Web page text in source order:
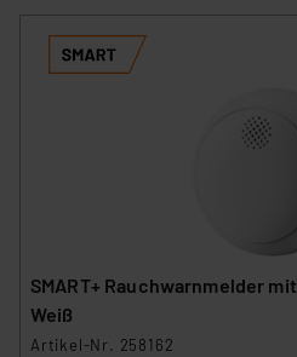
SMART+ Rauchwarnmelder
Weiß
Artikel-Nr. 258162